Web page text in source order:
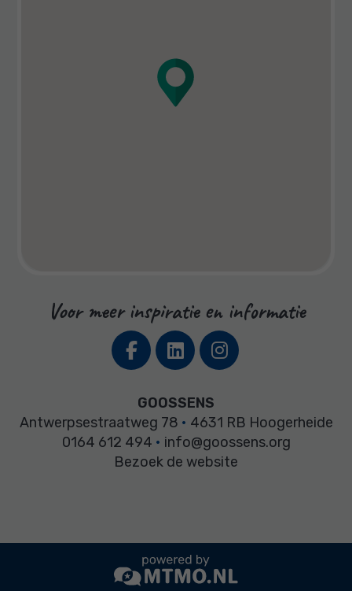
Voor meer inspiratie en informatie
GOOSSENS
Antwerpsestraatweg 78 • 4631 RB Hoogerheide
0164 612 494 • info@goossens.org
Bezoek de website